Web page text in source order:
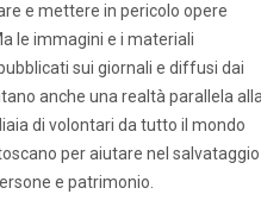
e mettere in pericolo opere
le immagini e i materiali
sui giornali e diffusi dai
anche una realtà parallela
di volontari da tutto il mondo
per aiutare nel
e patrimonio.